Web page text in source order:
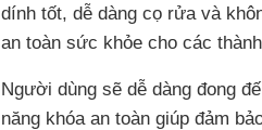
dính tốt, dễ dàng cọ rửa và
an toàn sức khỏe cho các
Người dùng sẽ dễ dàng đong
năng khóa an toàn giúp đảm